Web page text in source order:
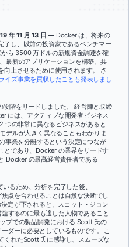
年 11 月 13 日 — Docker は、将来の
了し、以前の投資家であるベンチマー
ら 3500 万ドルの新規資金調達を確
最新のアプリケーションを構築、共
上させるために使用されます。 さ
ズ事業を買収したことも発表しまし
段階をリードしました。 経営陣と取締
には、アクティブな開発者ビジネス
つの非常に異なるビジネスがあると
デルが大きく異なることもわかりま
事業を分離するという決定につなが
とであり、Docker の業界をリードす
Docker の最高経営責任者である
るため、分析を完了した後、
点を合わせることは自然な決断でし
定が下されると、スコット・ジョン
するのに最も適した人物であること
プでの製品開発における Scott 氏の
ダーに必要としているものです。 こ
くれたScott 氏に感謝し、スムーズな